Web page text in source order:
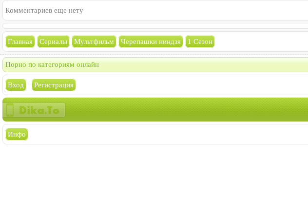
Комментариев еще нету
Главная Сериалы Мультфильм Черепашки ниндзя 1 Сезон
Порно по категориям онлайн
Вход | Регистрация
Инфо